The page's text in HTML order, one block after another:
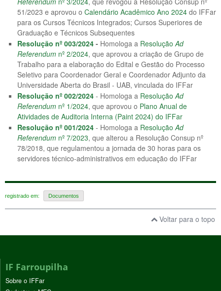
51/2023 e aprovou o Calendário Acadêmico Ano 2024 do IFFar
para os Cursos Técnicos Integrados; Cursos Superiores de
Graduação e Técnicos Subsequentes
Resolução nº 003/2024 - Homologa a Resolução Ad
Referendum nº 2/2024, que aprovou a criação de Grupo de
Trabalho para a elaboração do Edital e Gestão do Processo
Seletivo para Coordenador Geral e Coordenador Adjunto da
Universidade Aberta do Brasil - UAB, vinculada do IFFar
Resolução nº 002/2024 - Homologa a Resolução Ad
Referendum nº 1/2024, que aprovou o Plano Anual de
Atividades de Auditoria Interna (Paint 2024) do IFFar
Resolução nº 001/2024 - Homologa a Resolução Ad
Referendum nº 7/2023, que alterou a Resolução Consup nº
78/2018, que regulamentou a jornada de 30 horas para os
servidores técnico-administrativos em educação do IFFar
registrado em: Documentos
Voltar para o topo
IF Farroupilha
Sobre o IFFar